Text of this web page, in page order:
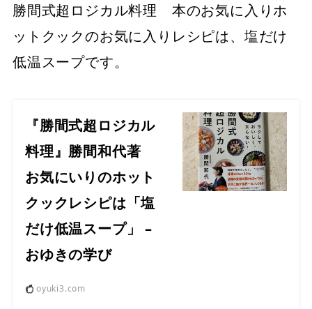
勝間式超ロジカル料理 本のお気に入りホ
ットクックのお気に入りレシピは、塩だけ
低温スープです。
『勝間式超ロジカル
料理』勝間和代著
お気にいりのホット
クックレシピは「塩
だけ低温スープ」 –
おゆきの学び
oyuki3.com